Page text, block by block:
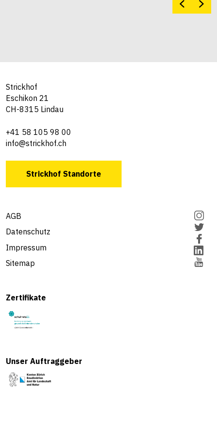
Strickhof
Eschikon 21
CH-8315 Lindau
+41 58 105 98 00
info@strickhof.ch
Strickhof Standorte
AGB
Datenschutz
Impressum
Sitemap
Zertifikate
Unser Auftraggeber